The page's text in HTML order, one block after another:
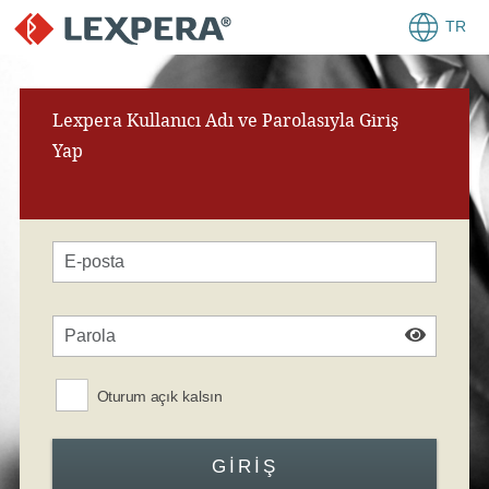
TR
Lexpera Kullanıcı Adı ve Parolasıyla Giriş
Yap
Oturum açık kalsın
GIRIŞ